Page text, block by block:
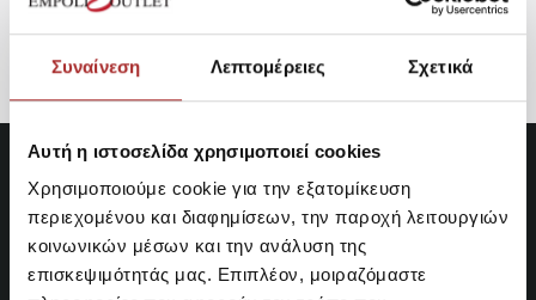
Συναίνεση Λεπτομέρειες Σχετικά
Αυτή η ιστοσελίδα χρησιμοποιεί cookies
Χρησιμοποιούμε cookie για την εξατομίκευση
περιεχομένου και διαφημίσεων, την παροχή λειτουργιών
κοινωνικών μέσων και την ανάλυση της
επισκεψιμότητάς μας. Επιπλέον, μοιραζόμαστε
89,40€